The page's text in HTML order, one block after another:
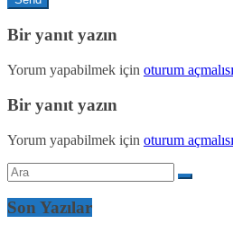
Bir yanıt yazın
Yorum yapabilmek için oturum
Bir yanıt yazın
Yorum yapabilmek için oturum
Son Yazılar